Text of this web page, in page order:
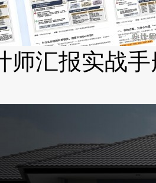
师汇报实战